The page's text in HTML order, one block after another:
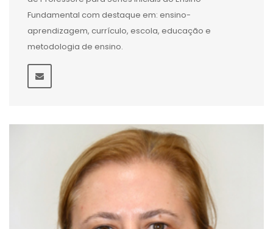
Fundamental com destaque em: ensino-
aprendizagem, currículo, escola, educação e
metodologia de ensino.